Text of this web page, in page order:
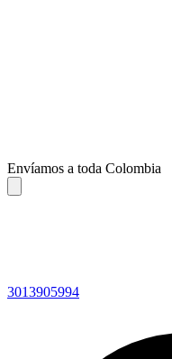
Envíamos a toda Colombia
3013905994